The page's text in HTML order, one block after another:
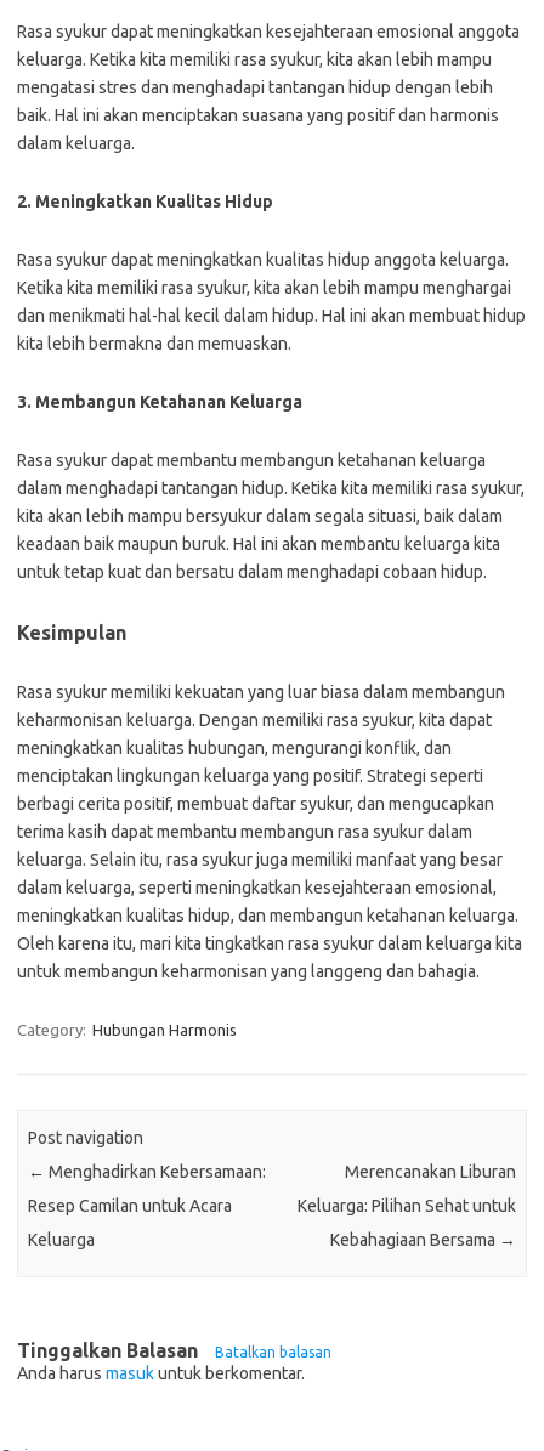
Rasa syukur dapat meningkatkan kesejahteraan emosional anggota
keluarga. Ketika kita memiliki rasa syukur, kita akan lebih mampu
mengatasi stres dan menghadapi tantangan hidup dengan lebih
baik. Hal ini akan menciptakan suasana yang positif dan harmonis
dalam keluarga.
2. Meningkatkan Kualitas Hidup
Rasa syukur dapat meningkatkan kualitas hidup anggota keluarga.
Ketika kita memiliki rasa syukur, kita akan lebih mampu menghargai
dan menikmati hal-hal kecil dalam hidup. Hal ini akan membuat hidup
kita lebih bermakna dan memuaskan.
3. Membangun Ketahanan Keluarga
Rasa syukur dapat membantu membangun ketahanan keluarga
dalam menghadapi tantangan hidup. Ketika kita memiliki rasa syukur,
kita akan lebih mampu bersyukur dalam segala situasi, baik dalam
keadaan baik maupun buruk. Hal ini akan membantu keluarga kita
untuk tetap kuat dan bersatu dalam menghadapi cobaan hidup.
Kesimpulan
Rasa syukur memiliki kekuatan yang luar biasa dalam membangun
keharmonisan keluarga. Dengan memiliki rasa syukur, kita dapat
meningkatkan kualitas hubungan, mengurangi konflik, dan
menciptakan lingkungan keluarga yang positif. Strategi seperti
berbagi cerita positif, membuat daftar syukur, dan mengucapkan
terima kasih dapat membantu membangun rasa syukur dalam
keluarga. Selain itu, rasa syukur juga memiliki manfaat yang besar
dalam keluarga, seperti meningkatkan kesejahteraan emosional,
meningkatkan kualitas hidup, dan membangun ketahanan keluarga.
Oleh karena itu, mari kita tingkatkan rasa syukur dalam keluarga kita
untuk membangun keharmonisan yang langgeng dan bahagia.
Category: Hubungan Harmonis
Post navigation
← Menghadirkan Kebersamaan:
Resep Camilan untuk Acara
Keluarga
Merencanakan Liburan
Keluarga: Pilihan Sehat untuk
Kebahagiaan Bersama →
Tinggalkan Balasan Batalkan balasan
Anda harus masukuntuk berkomentar.